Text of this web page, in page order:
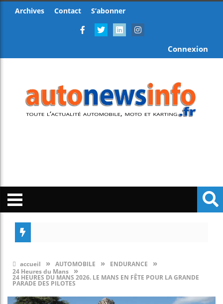
Archives Contact S’abonner
Connexion
accueil » AUTOMOBILE » ENDURANCE »
24 Heures du Mans »
24 HEURES DU MANS 2026. LE MANS EN FÊTE POUR LA GRANDE
PARADE DES PILOTES